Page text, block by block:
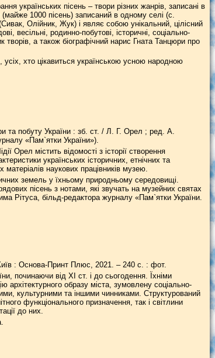
українських пісень – твори різних жанрів, записані в
1000 пісень) записаний в одному селі (с.
Олійник, Жук) і являє собою унікальний, цілісний
весільні, родинно-побутові, історичні, соціально-
творів, а також біографічний нарис Гната Танцюри про
усіх, хто цікавиться українською усною народною
та побуту України : зб. ст. / Л. Г. Орел ; ред. А.
«Пам`ятки України»).
Орел містить відомості з історії створення
українських історичних, етнічних та
наукових працівників музею.
земель у їхньому природньому середовищі.
пісень з нотами, які звучать на музейних святах
Рітуса, більд-редактора журналу «Пам`ятки України.
: Основа-Принт Плюс, 2021. – 240 с. : фот.
починаючи від ХІ ст. і до сьогодення. Їхніми
архітектурного образу міста, зумовлену соціально-
культурними та іншими чинниками. Структурований
функціонального призначення, так і світлини
до них.